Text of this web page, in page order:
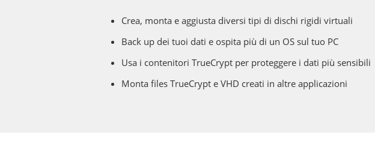
Crea, monta e aggiusta diversi tipi di dischi rigidi virtuali
Back up dei tuoi dati e ospita più di un OS sul tuo PC
Usa i contenitori TrueCrypt per proteggere i dati più sensibili
Monta files TrueCrypt e VHD creati in altre applicazioni